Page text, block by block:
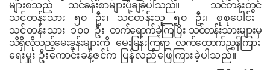
များစသည့် သင်ခန်းစာများပို့ချခဲ့ပါသည်။
သင်တန်းတွင်
သင်တန်းသား ၅၀ ဦး၊ သင်တန်းသူ ၅၀
ဦး၊ စုစုပေါင်း
သင်တန်းသား ၁၀၀ ဦး တက်ရောက်ခဲ့ကြပြီး သင်တန်းသားများမှ
သိရှိလိုသည့်မေးခွန်းများကို
မေးမြန်းကြရာ လက်ထောက်ညွှန်ကြား
ရေးမှူး ဦးကောင်းခန့်ဇင်က ပြန်လည်ဖြေကြားခဲ့ပါသည်။